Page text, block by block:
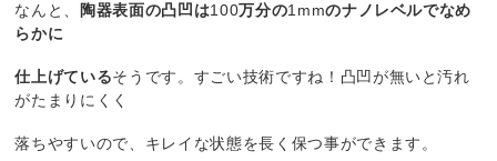
なんと、 陶器表面の凸凹は100万分の1mmのナノレベルでなめ
らかに
仕上げているそうです。すごい技術ですね！凸凹が無いと汚れ
がたまりにくく
落ちやすいので、キレイな状態を長く保つ事ができます。